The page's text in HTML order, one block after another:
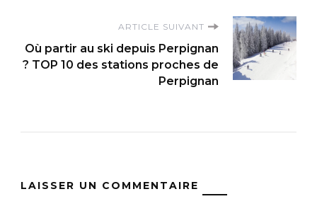
ARTICLE SUIVANT
Où partir au ski depuis Perpignan
? TOP 10 des stations proches de
Perpignan
LAISSER UN COMMENTAIRE